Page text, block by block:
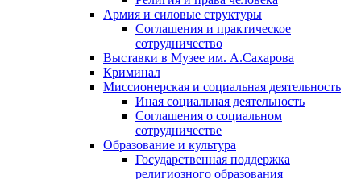
Армия и силовые структуры
Соглашения и практическое
сотрудничество
Выставки в Музее им. А.Сахарова
Криминал
Миссионерская и социальная деятельность
Иная социальная деятельность
Соглашения о социальном
сотрудничестве
Образование и культура
Государственная поддержка
религиозного образования